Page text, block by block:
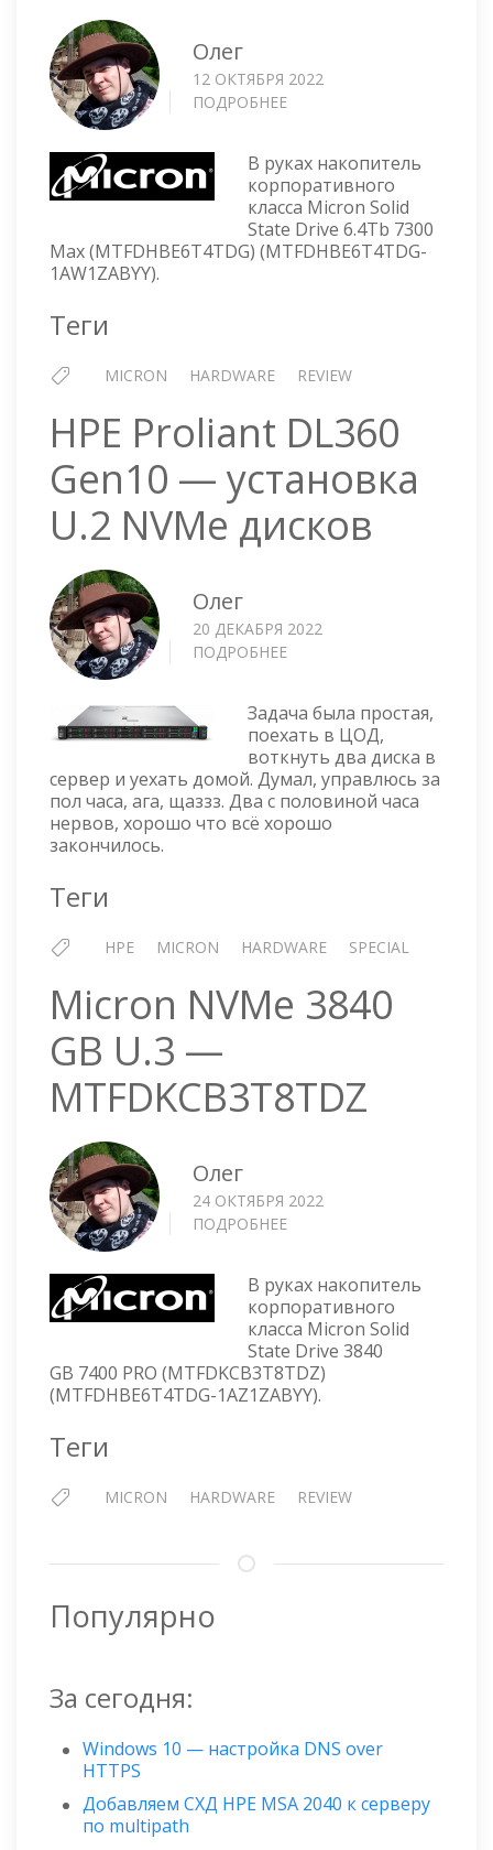
Олег
12 ОКТЯБРЯ 2022
ПОДРОБНЕЕ
6400
GB
U.2
—
MTFDHBE6T4TDG
В руках накопитель
корпоративного
класса Micron Solid
State Drive 6.4Tb 7300
Max (MTFDHBE6T4TDG) (MTFDHBE6T4TDG-
1AW1ZABYY).
Теги
MICRON HARDWARE REVIEW
HPE Proliant DL360
Gen10 — установка
U.2 NVMe дисков
Олег
20 ДЕКАБРЯ 2022
ПОДРОБНЕЕ
DL360
GEN10
—
УСТАНОВКА
U.2
NVME
Задача была простая,
поехать в ЦОД,
воткнуть два диска в
сервер и уехать домой. Думал, управлюсь за
пол часа, ага, щаззз. Два с половиной часа
нервов, хорошо что всё хорошо
закончилось.
Теги
HPE MICRON HARDWARE SPECIAL
Micron NVMe 3840
GB U.3 —
MTFDKCB3T8TDZ
Олег
24 ОКТЯБРЯ 2022
ПОДРОБНЕЕ
3840
GB
U.3
—
MTFDKCB3T8TDZ
В руках накопитель
корпоративного
класса Micron Solid
State Drive 3840
GB 7400 PRO (MTFDKCB3T8TDZ)
(MTFDHBE6T4TDG-1AZ1ZABYY).
Теги
MICRON HARDWARE REVIEW
Популярно
За сегодня:
Windows 10 — настройка DNS over
HTTPS
Добавляем СХД HPE MSA 2040 к серверу
по multipath